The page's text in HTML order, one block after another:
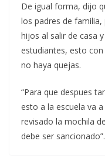
De igual forma, dijo
los padres de familia,
hijos al salir de casa
estudiantes, esto
no haya quejas.
“Para que despues
esto a la escuela va
revisado la mochila
debe ser sancionado”.